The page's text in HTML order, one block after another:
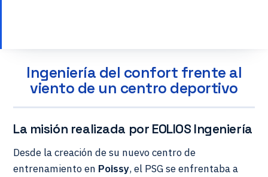
Ingeniería del confort frente al
viento de un centro deportivo
La misión realizada por EOLIOS Ingeniería
Desde la creación de su nuevo centro de
entrenamiento en Poissy, el PSG se enfrentaba a